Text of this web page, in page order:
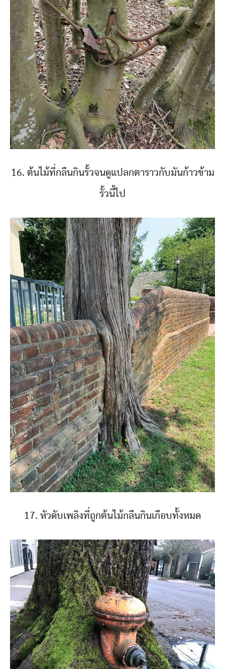
16. ต้นไม้ที่กลืนกินรั้วจนดูแปลกตาราวกับมันก้าวข้าม
รั้วนี้ไป
17. หัวดับเพลิงที่ถูกต้นไม้กลืนกินเกือบทั้งหมด